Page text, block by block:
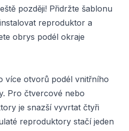
později! Přidržte šablonu
reproduktor a
obrys podél okraje
více otvorů podél vnitřního
Pro čtvercové nebo
je snazší vyvrtat čtyři
reproduktory stačí jeden